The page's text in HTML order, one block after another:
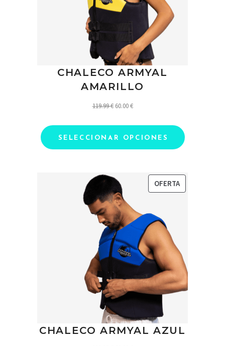
CHALECO ARMYAL
AMARILLO
119.99€ El
60.00€El
SELECCIONAR OPCIONES
OFERTAPRODUCTO
EN
CHALECO ARMYAL AZUL